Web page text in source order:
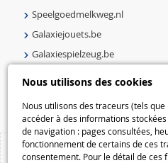
Nous utilisons des cookies
Nous utilisons des traceurs (tels
accéder à des informations
de navigation : pages consultées,
fonctionnement de certains de ces
consentement. Pour le détail de ces
Speelgoedmelkweg.nl
Galaxiejouets.be
Galaxiespielzeug.be